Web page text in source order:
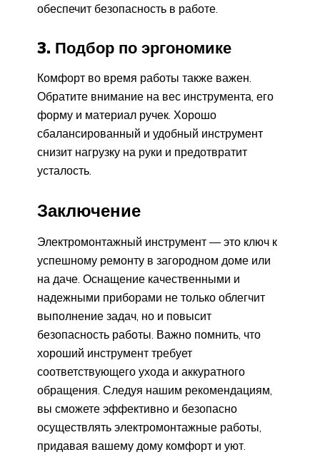
обеспечит безопасность в работе.
3. Подбор по эргономике
Комфорт во время работы также важен.
Обратите внимание на вес инструмента, его
форму и материал ручек. Хорошо
сбалансированный и удобный инструмент
снизит нагрузку на руки и предотвратит
усталость.
Заключение
Электромонтажный инструмент — это ключ к
успешному ремонту в загородном доме или
на даче. Оснащение качественными и
надежными приборами не только облегчит
выполнение задач, но и повысит
безопасность работы. Важно помнить, что
хороший инструмент требует
соответствующего ухода и аккуратного
обращения. Следуя нашим рекомендациям,
вы сможете эффективно и безопасно
осуществлять электромонтажные работы,
придавая вашему дому комфорт и уют.